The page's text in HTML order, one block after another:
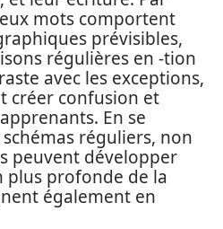
mots comportent
prévisibles,
régulières en -tion
avec les exceptions,
créer confusion et
En se
réguliers, non
peuvent développer
plus profonde de la
également en